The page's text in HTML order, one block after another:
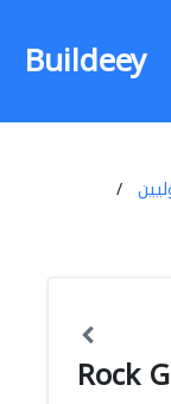
Buildeey
Rock